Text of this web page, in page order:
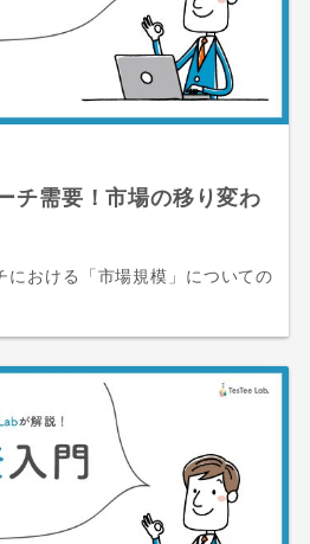
チ需要！市場の移り変わ
における「市場規模」についての